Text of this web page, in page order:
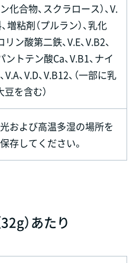
化合物、スクラロース）、V.
増粘剤（プルラン）、乳化
リン酸第二鉄、V.E、V.B2、
ントテン酸Ca、V.B1、ナイ
V.A、V.D、V.B12、（一部に乳
豆を含む）
および高温多湿の場所を
存してください。
）あたり